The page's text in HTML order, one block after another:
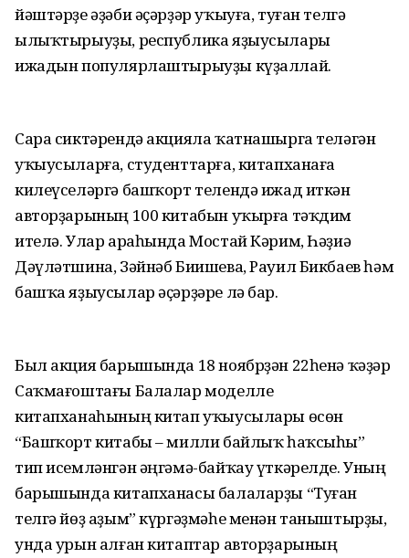
йәштәрҙе әҙәби әҫәрҙәр уҡыуға, туған телгә
ылыҡтырыуҙы, республика яҙыусылары
ижадын популярлаштырыуҙы күҙаллай.
Сара сиктәрендә акцияла ҡатнашырга теләгән
уҡыусыларға, студенттарға, китапханаға
килеүселәргә башҡорт телендә ижад иткән
авторҙарының 100 китабын уҡырға тәҡдим
ителә. Улар араһында Мостай Кәрим, Һәҙиә
Дәүләтшина, Зәйнәб Биишева, Рауил Бикбаев һәм
башҡа яҙыусылар әҫәрҙәре лә бар.
Был акция барышында 18 ноябрҙән 22һенә ҡәҙәр
Саҡмағоштағы Балалар моделле
китапханаһының китап уҡыусылары өсөн
“Башҡорт китабы – милли байлыҡ һаҡсыһы”
тип исемләнгән әңгәмә-байҡау үткәрелде. Уның
барышында китапханасы балаларҙы “Туған
телгә йөҙ аҙым” күргәҙмәһе менән таныштырҙы,
унда урын алған китаптар авторҙарының